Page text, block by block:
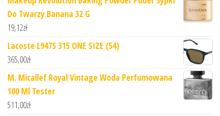
Do Twarzy Banana 32 G
19,12zł
Lacoste L947S 315 ONE SIZE (54)
365,00zł
M. Micallef Royal Vintage Woda Perfumowana
100 Ml Tester
511,00zł